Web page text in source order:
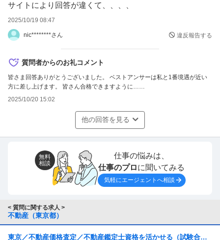
サイトにより回答が違くて、、、、
2025/10/19 08:47
nic********さん 違反報告する
質問者からのお礼コメント
皆さま回答ありがとうございました。 ベストアンサーは私と1番境遇が近い
方に差し上げます。 皆さん合格できますように……
2025/10/20 15:02
他の回答を見る
無料
相談
仕事の悩みは、
仕事のプロに聞いてみる
気軽にエージェントへ相談
< 質問に関する求人 >
不動産（東京都）
東京／不動産価格査定／不動産鑑定士資格を活かせる（試験合格